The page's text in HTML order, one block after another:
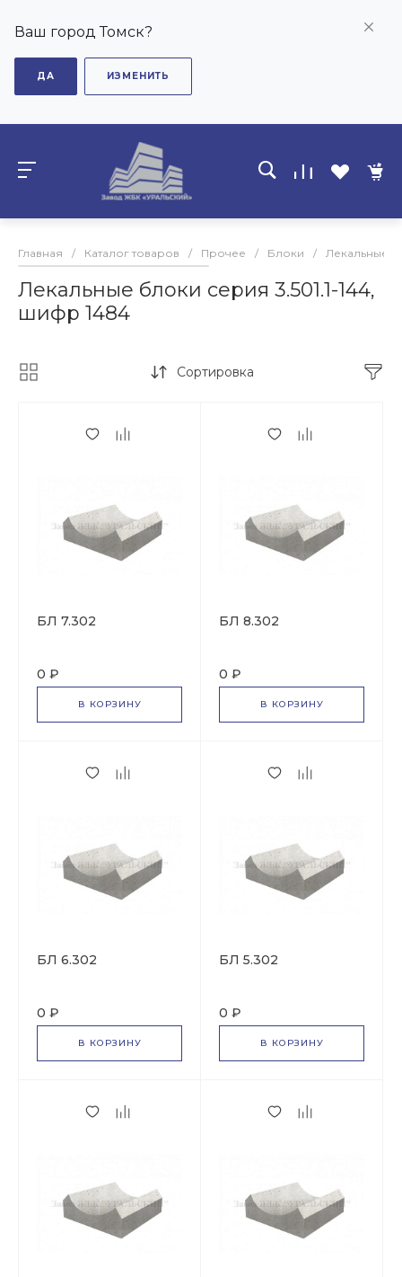
Ваш город Томск?
ДА ИЗМЕНИТЬ
Главная / Каталог товаров / Прочее / Блоки / Лекальные
Лекальные блоки серия 3.501.1-144,
шифр 1484
Сортировка
БЛ 7.302
0 ₽
В КОРЗИНУ
БЛ 8.302
0 ₽
В КОРЗИНУ
БЛ 6.302
0 ₽
В КОРЗИНУ
БЛ 5.302
0 ₽
В КОРЗИНУ